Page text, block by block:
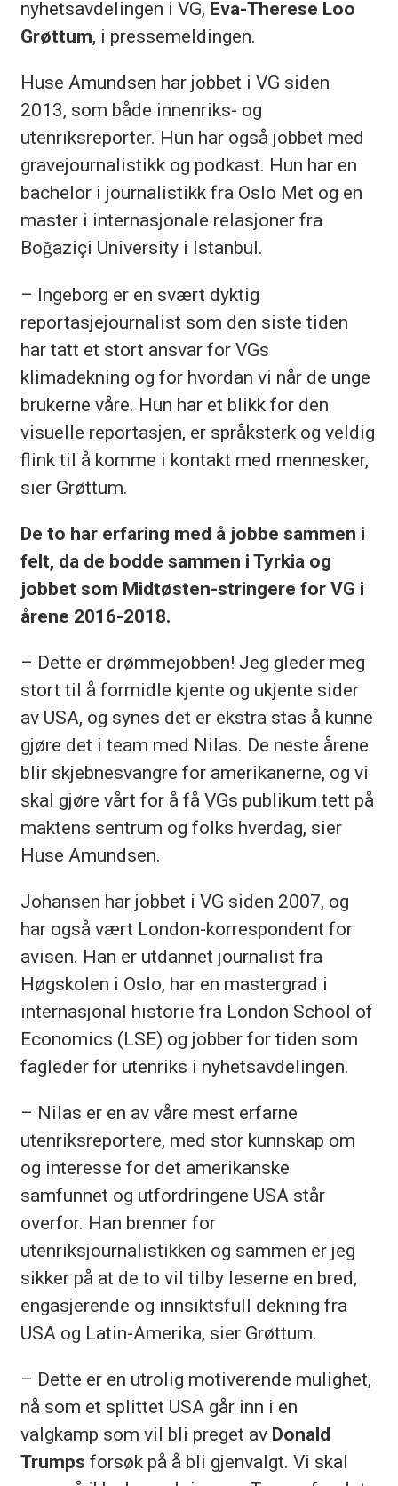
nyhetsavdelingen i VG, Eva-Therese Loo
Grøttum, i pressemeldingen.
Huse Amundsen har jobbet i VG siden
2013, som både innenriks- og
utenriksreporter. Hun har også jobbet med
gravejournalistikk og podkast. Hun har en
bachelor i journalistikk fra Oslo Met og en
master i internasjonale relasjoner fra
Boğaziçi University i Istanbul.
– Ingeborg er en svært dyktig
reportasjejournalist som den siste tiden
har tatt et stort ansvar for VGs
klimadekning og for hvordan vi når de unge
brukerne våre. Hun har et blikk for den
visuelle reportasjen, er språksterk og veldig
flink til å komme i kontakt med mennesker,
sier Grøttum.
De to har erfaring med å jobbe sammen i
felt, da de bodde sammen i Tyrkia og
jobbet som Midtøsten-stringere for VG i
årene 2016-2018.
– Dette er drømmejobben! Jeg gleder meg
stort til å formidle kjente og ukjente sider
av USA, og synes det er ekstra stas å kunne
gjøre det i team med Nilas. De neste årene
blir skjebnesvangre for amerikanerne, og vi
skal gjøre vårt for å få VGs publikum tett på
maktens sentrum og folks hverdag, sier
Huse Amundsen.
Johansen har jobbet i VG siden 2007, og
har også vært London-korrespondent for
avisen. Han er utdannet journalist fra
Høgskolen i Oslo, har en mastergrad i
internasjonal historie fra London School of
Economics (LSE) og jobber for tiden som
fagleder for utenriks i nyhetsavdelingen.
– Nilas er en av våre mest erfarne
utenriksreportere, med stor kunnskap om
og interesse for det amerikanske
samfunnet og utfordringene USA står
overfor. Han brenner for
utenriksjournalistikken og sammen er jeg
sikker på at de to vil tilby leserne en bred,
engasjerende og innsiktsfull dekning fra
USA og Latin-Amerika, sier Grøttum.
– Dette er en utrolig motiverende mulighet,
nå som et splittet USA går inn i en
valgkamp som vil bli preget av Donald
Trumps forsøk på å bli gjenvalgt. Vi skal